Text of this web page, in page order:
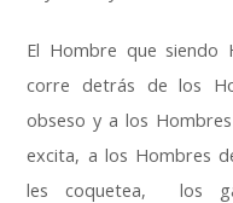
El Hombre que siendo
corre detrás de los
obseso y a los
excita, a los Hombres
les coquetea, los